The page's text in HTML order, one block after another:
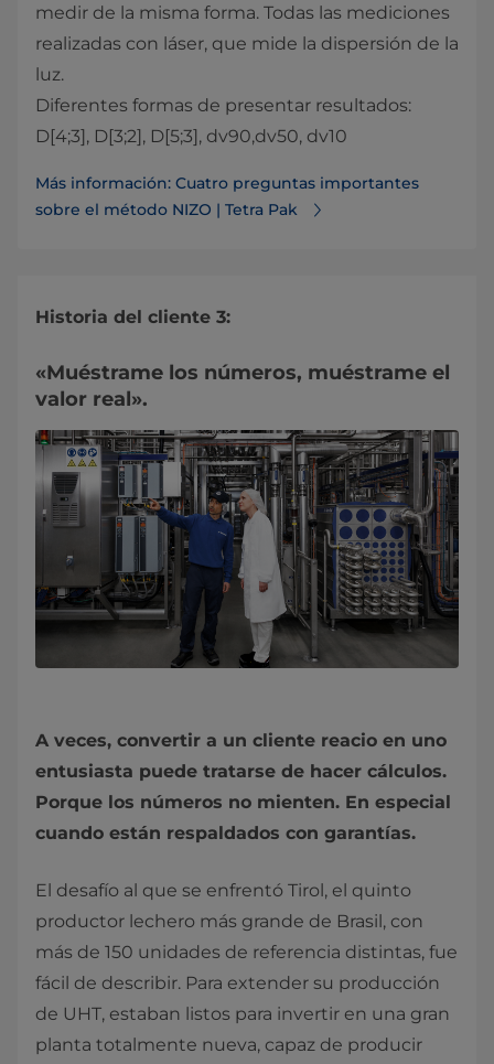
medir de la misma forma. Todas las mediciones
realizadas con láser, que mide la dispersión de la
luz.
Diferentes formas de presentar resultados:
D[4;3], D[3;2], D[5;3], dv90,dv50, dv10
Más información: Cuatro preguntas importantes
sobre el método NIZO | Tetra Pak
Historia del cliente 3:
«Muéstrame los números, muéstrame el
valor real».
A veces, convertir a un cliente reacio en uno
entusiasta puede tratarse de hacer cálculos.
Porque los números no mienten. En especial
cuando están respaldados con garantías.
El desafío al que se enfrentó Tirol, el quinto
productor lechero más grande de Brasil, con
más de 150 unidades de referencia distintas, fue
fácil de describir. Para extender su producción
de UHT, estaban listos para invertir en una gran
planta totalmente nueva, capaz de producir